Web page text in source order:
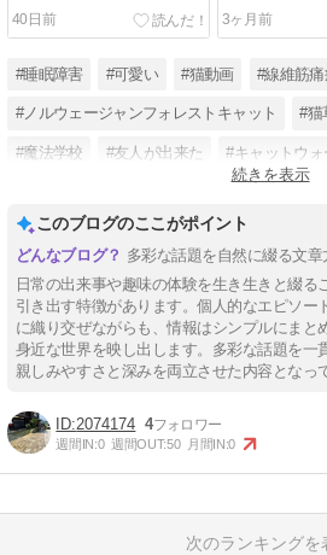
40日前 3ヶ月前
#睡眠障害 #可愛い #猫動画 #線維筋
#ノルウェージャンフォレストキャット #猫
#魔法学校 #友人が出来た #キャットウォ
続きを表示
このブログのここがポイント
多彩な話題を自然に綴る文章
日常の出来事や趣味の体験を生き生きと綴る
引き出す特徴があります。個人的なエピソー
に織り交ぜながらも、情報はシンプルにまと
身近な世界を映し出します。多彩な話題を一
親しみやすさと深みを両立させた内容となっ
2074174 4
週間IN:0 週間OUT:50 月間IN:0
次のランキングを